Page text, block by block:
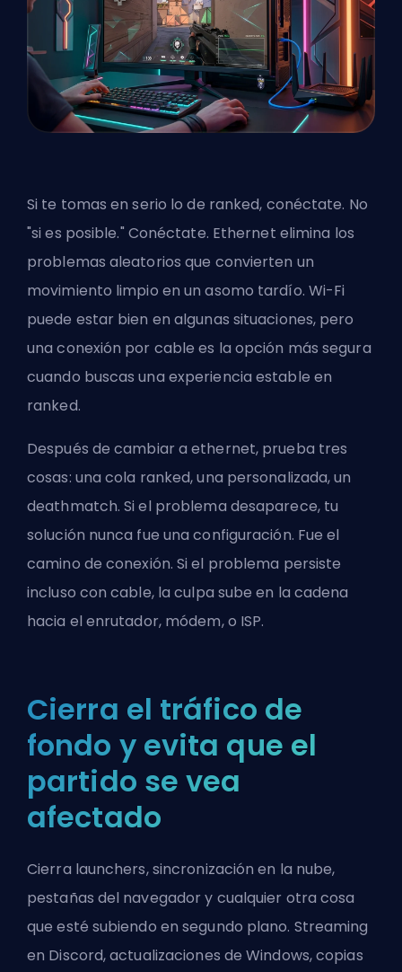
Si te tomas en serio lo de ranked, conéctate. No
"si es posible." Conéctate. Ethernet elimina los
problemas aleatorios que convierten un
movimiento limpio en un asomo tardío. Wi-Fi
puede estar bien en algunas situaciones, pero
una conexión por cable es la opción más segura
cuando buscas una experiencia estable en
ranked.
Después de cambiar a ethernet, prueba tres
cosas: una cola ranked, una personalizada, un
deathmatch. Si el problema desaparece, tu
solución nunca fue una configuración. Fue el
camino de conexión. Si el problema persiste
incluso con cable, la culpa sube en la cadena
hacia el enrutador, módem, o ISP.
Cierra el tráfico de
fondo y evita que el
partido se vea
afectado
Cierra launchers, sincronización en la nube,
pestañas del navegador y cualquier otra cosa
que esté subiendo en segundo plano. Streaming
en Discord, actualizaciones de Windows, copias